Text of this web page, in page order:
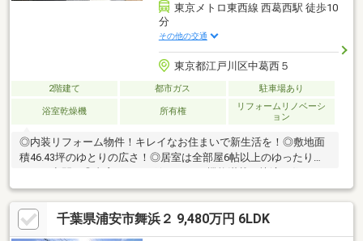
東京メトロ東西線 西葛西駅 徒歩10
分
その他の交通
東京都江戸川区中葛西５
2階建て 都市ガス 駐車場あり
浴室乾燥機 所有権
リフォームリノベーシ
ョン
◎内装リフォーム物件！キレイなお住まいで新生活を！◎敷地面
積46.43坪のゆとりの広さ！◎居室は全部屋6帖以上のゆったりく
です！◎リビングからつながるテラス付き！◎カースペース1台分
あり！◎「西葛西」駅まで徒歩10分！通学や通勤も大変便利で
す！◎近隣、生活利便施設が充実！快適な生活が過ごせる住環境
が魅力です！【リフォーム内容】・キッチン水栓、ガスコンロ交
千葉県浦安市舞浜２ 9,480万円 6LDK